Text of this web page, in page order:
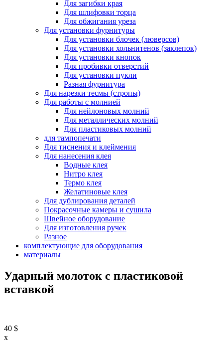
Для загибки края
Для шлифовки торца
Для обжигания уреза
Для установки фурнитуры
Для установки блочек (люверсов)
Для установки хольнитенов (заклепок)
Для установки кнопок
Для пробивки отверстий
Для установки пукли
Разная фурнитура
Для нарезки тесмы (стропы)
Для работы с молнией
Для нейлоновых молний
Для металлических молний
Для пластиковых молний
для тампопечати
Для тиснения и клеймения
Для нанесения клея
Водные клея
Нитро клея
Термо клея
Желатиновые клея
Для дублирования деталей
Покрасочные камеры и сушила
Швейное оборудование
Для изготовления ручек
Разное
комплектующие для оборудования
материалы
Ударный молоток с пластиковой
вставкой
40 $
x